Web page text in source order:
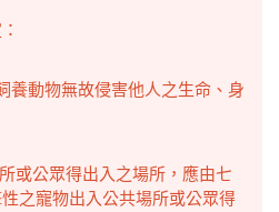
養動物無故侵害他人之生命、身
或公眾得出入之場所，應由七
之寵物出入公共場所或公眾得